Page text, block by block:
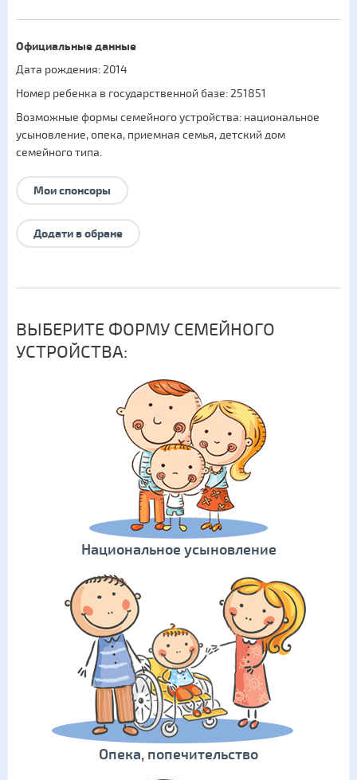
Официальные данные
Дата рождения: 2014
Номер ребенка в государственной базе: 251851
Возможные формы семейного устройства: национальное
усыновление,опека, приемная семья,детский дом
семейного типа.
Мои спонсоры
Додати в обране
ВЫБЕРИТЕ ФОРМУ СЕМЕЙНОГО
УСТРОЙСТВА:
Национальное усыновление
Опека, попечительство